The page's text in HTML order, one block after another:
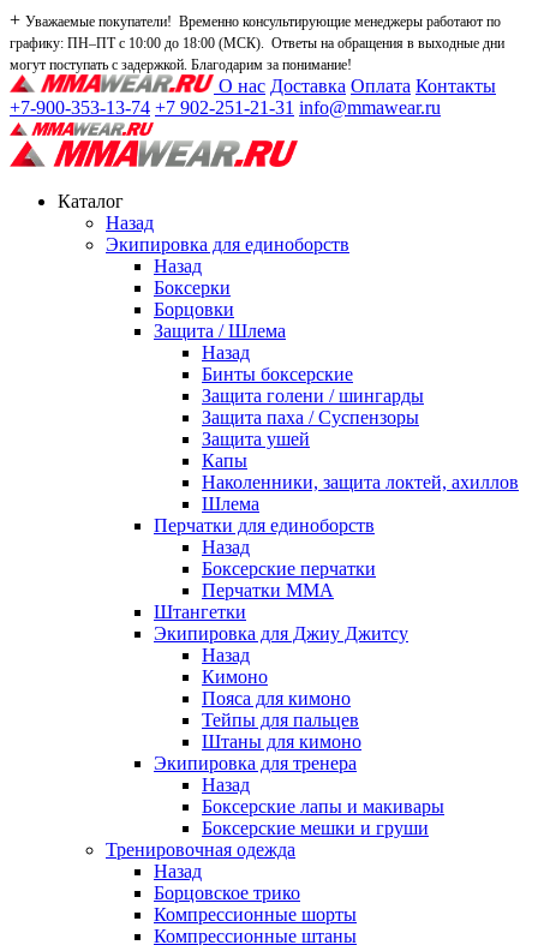
+ Уважаемые покупатели! Временно консультирующие менеджеры работают по
графику: ПН–ПТ с 10:00 до 18:00 (МСК). Ответы на обращения в выходные дни
могут поступать с задержкой. Благодарим за понимание!
О нас Доставка Оплата Контакты
+7-900-353-13-74 +7 902-251-21-31 info@mmawear.ru
Каталог
Назад
Экипировка для единоборств
Назад
Боксерки
Борцовки
Защита / Шлема
Назад
Бинты боксерские
Защита голени / шингарды
Защита паха / Суспензоры
Защита ушей
Капы
Наколенники, защита локтей, ахиллов
Шлема
Перчатки для единоборств
Назад
Боксерские перчатки
Перчатки ММА
Штангетки
Экипировка для Джиу Джитсу
Назад
Кимоно
Пояса для кимоно
Тейпы для пальцев
Штаны для кимоно
Экипировка для тренера
Назад
Боксерские лапы и макивары
Боксерские мешки и груши
Тренировочная одежда
Назад
Борцовское трико
Компрессионные шорты
Компрессионные штаны